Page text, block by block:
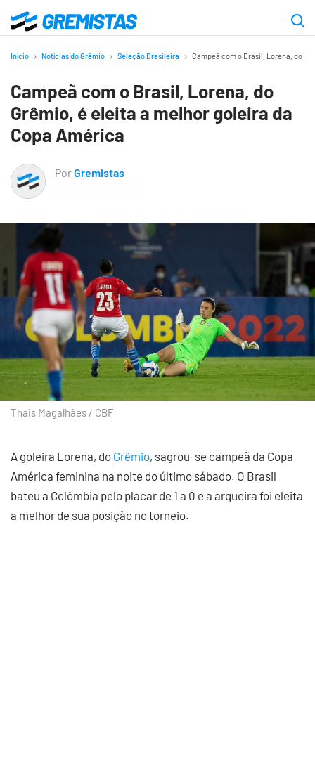
para
principal
Gremistas
Início Notícias do Grêmio Seleção Brasileira Campeã com o Brasil, Lorena, do
Campeã com o Brasil, Lorena, do
Grêmio, é eleita a melhor goleira da
Copa América
PorGremistas
Thais Magalhães / CBF
A goleira Lorena, do Grêmio, sagrou-se campeã da Copa
América feminina na noite do último sábado. O Brasil
bateu a Colômbia pelo placar de 1 a 0 e a arqueira foi eleita
a melhor de sua posição no torneio.